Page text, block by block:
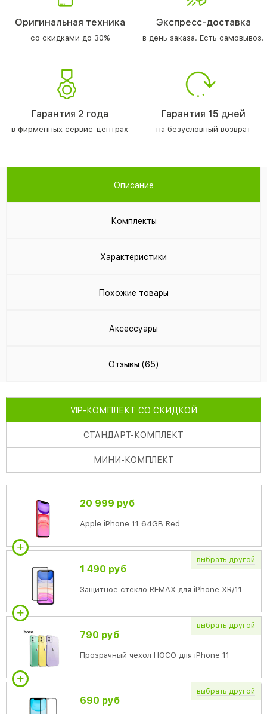
Оригинальная техника
со скидками до 30%
Экспресс-доставка
в день заказа. Есть самовывоз.
Гарантия 2 года
в фирменных сервис-центрах
Гарантия 15 дней
на безусловный возврат
Описание
Комплекты
Характеристики
Похожие товары
Аксессуары
Отзывы (65)
VIP-КОМПЛЕКТ СО СКИДКОЙ
СТАНДАРТ-КОМПЛЕКТ
МИНИ-КОМПЛЕКТ
20 999 руб
Apple iPhone 11 64GB Red
выбрать другой
1 490 руб
Защитное стекло REMAX для iPhone XR/11
выбрать другой
790 руб
Прозрачный чехол HOCO для iPhone 11
выбрать другой
690 руб